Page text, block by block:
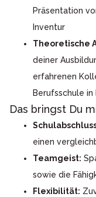
Präsentation
Inventur
Theoretische
deiner
erfahrenen
Berufsschule in
Das bringst Du
einen
Teamgeist:
sowie die
Flexibilität: